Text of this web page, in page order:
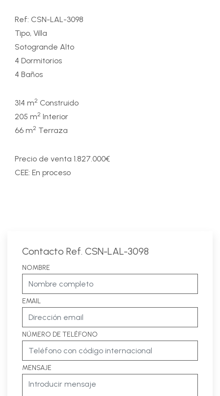
Ref: CSN-LAL-3098
Tipo, Villa
Sotogrande Alto
4 Dormitorios
4 Baños
314 m2 Construido
205 m2 Interior
66 m2 Terraza
Precio de venta 1.827.000€
CEE: En proceso
Contacto Ref. CSN-LAL-3098
NOMBRE
EMAIL
NÚMERO DE TELÉFONO
MENSAJE